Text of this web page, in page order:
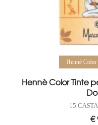
Aggiungi
Hennè Color
Hennè Color Tinte
15
€